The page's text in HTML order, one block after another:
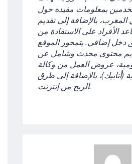
بمعلومات مفيدة حول
بالإضافة إلى تقديم
الأفراد على الاستفادة من
دخل إضافي. يتمحور الموقع
محتوى محدث وشامل عن
عروض العمل من وكالة
(أنابيك)، بالإضافة إلى طرق
الربح من إنترنت.